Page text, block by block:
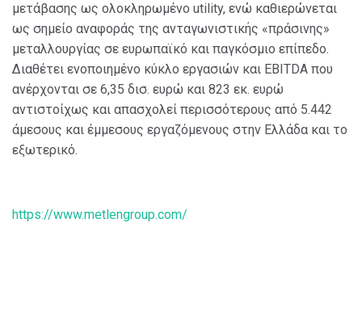
μετάβασης ως ολοκληρωμένο utility, ενώ καθιερώνεται
ως σημείο αναφοράς της ανταγωνιστικής «πράσινης»
μεταλλουργίας σε ευρωπαϊκό και παγκόσμιο επίπεδο.
Διαθέτει ενοποιημένο κύκλο εργασιών και EBITDA που
ανέρχονται σε 6,35 δισ. ευρώ και 823 εκ. ευρώ
αντιστοίχως και απασχολεί περισσότερους από 5.442
άμεσους και έμμεσους εργαζόμενους στην Ελλάδα και το
εξωτερικό.
https://www.metlengroup.com/